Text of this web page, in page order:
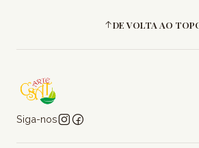
DE VOLTA AO
Siga-nos